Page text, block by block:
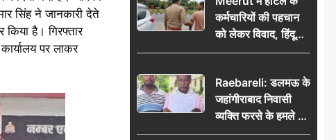
सिंह ने जानकारी देते
किया है। गिरफ्तार
पर लाकर
कर्मचारियों की पहचान
को लेकर विवाद, हिंदू
सुरक्षा संगठन ने उठाए
की मांग
Raebareli: डलमऊ के
जहांगीराबाद निवासी
व्यक्ति फरसे के हमले में
घायल थाने में शिकायत